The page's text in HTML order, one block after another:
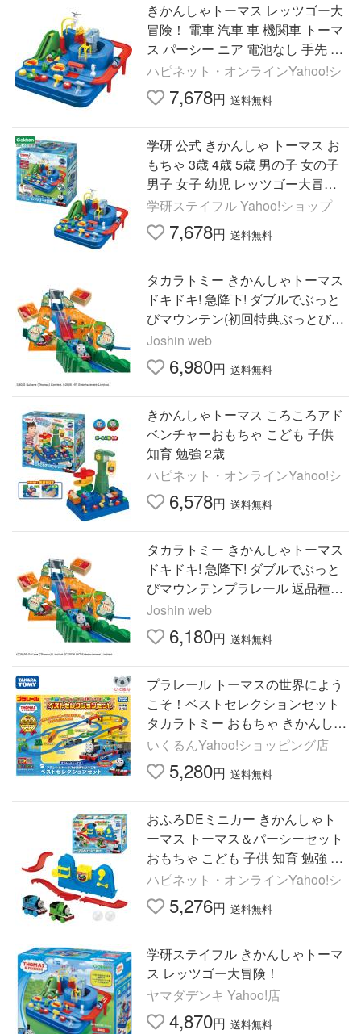
きかんしゃトーマス レッツゴー大
冒険！ 電車 汽車 車 機関車 トーマ
ス パーシー ニア 電池なし 手先 手
動 動かす 学ぶ 教育 発達 ....
ハピネット・オンラインYahoo!シ
7,678円 送料無料
学研 公式 きかんしゃ トーマス お
もちゃ 3歳 4歳 5歳 男の子 女の子
男子 女子 幼児 レッツゴー大冒険 8
3691
学研ステイフル Yahoo!ショップ
7,678円 送料無料
タカラトミー きかんしゃトーマス
ドキドキ! 急降下! ダブルでぶっと
びマウンテン(初回特典ぶっとびタ
ル貨車付き)プラレール 返品種別B
Joshin web
6,980円 送料無料
きかんしゃトーマス ころころアド
ベンチャーおもちゃ こども 子供
知育 勉強 2歳
ハピネット・オンラインYahoo!シ
6,578円 送料無料
タカラトミー きかんしゃトーマス
ドキドキ! 急降下! ダブルでぶっと
びマウンテンプラレール 返品種別
B
Joshin web
6,180円 送料無料
プラレール トーマスの世界によう
こそ！ベストセレクションセット
タカラトミー おもちゃ きかんしゃ
トーマス 子ども 誕生日 プレゼン
ト ギフト 男の子 おすすめ
いくるんYahoo!ショッピング店
5,280円 送料無料
おふろDEミニカー きかんしゃト
ーマス トーマス＆パーシーセット
おもちゃ こども 子供 知育 勉強 3
歳
ハピネット・オンラインYahoo!シ
5,276円 送料無料
学研ステイフル きかんしゃトーマ
ス レッツゴー大冒険！
ヤマダデンキ Yahoo!店
4,870円 送料無料